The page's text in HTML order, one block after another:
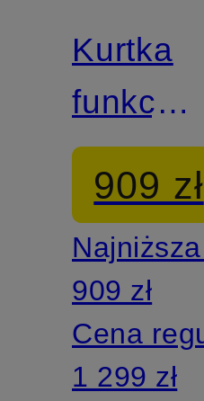
Kurtka
OFF-
RACE
UTILITY
909 zł
909 zł
Cena
1 299 zł